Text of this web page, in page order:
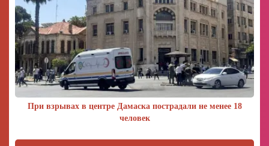
При взрывах в центре Дамаска пострадали не менее 18
человек